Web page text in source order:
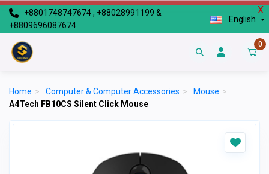
X
+8801748747674 , +88028991199 &
+8809696087674
English
0
Home > Computer & Computer Accessories > Mouse >
A4Tech FB10CS Silent Click Mouse